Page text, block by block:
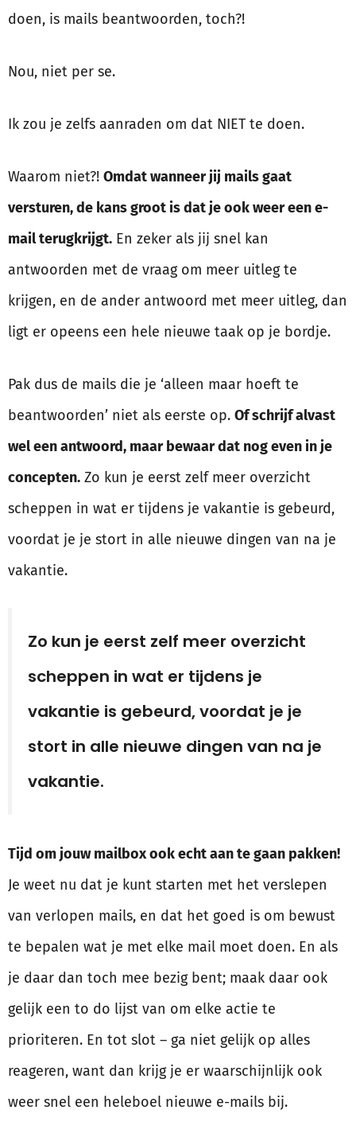
doen, is mails beantwoorden, toch?!
Nou, niet per se.
Ik zou je zelfs aanraden om dat NIET te doen.
Waarom niet?! Omdat wanneer jij mails gaat
versturen, de kans groot is dat je ook weer een e-
mail terugkrijgt. En zeker als jij snel kan
antwoorden met de vraag om meer uitleg te
krijgen, en de ander antwoord met meer uitleg, dan
ligt er opeens een hele nieuwe taak op je bordje.
Pak dus de mails die je ‘alleen maar hoeft te
beantwoorden’ niet als eerste op. Of schrijf alvast
wel een antwoord, maar bewaar dat nog even in je
concepten. Zo kun je eerst zelf meer overzicht
scheppen in wat er tijdens je vakantie is gebeurd,
voordat je je stort in alle nieuwe dingen van na je
vakantie.
Zo kun je eerst zelf meer overzicht
scheppen in wat er tijdens je
vakantie is gebeurd, voordat je je
stort in alle nieuwe dingen van na je
vakantie.
Tijd om jouw mailbox ook echt aan te gaan pakken!
Je weet nu dat je kunt starten met het verslepen
van verlopen mails, en dat het goed is om bewust
te bepalen wat je met elke mail moet doen. En als
je daar dan toch mee bezig bent; maak daar ook
gelijk een to do lijst van om elke actie te
prioriteren. En tot slot – ga niet gelijk op alles
reageren, want dan krijg je er waarschijnlijk ook
weer snel een heleboel nieuwe e-mails bij.